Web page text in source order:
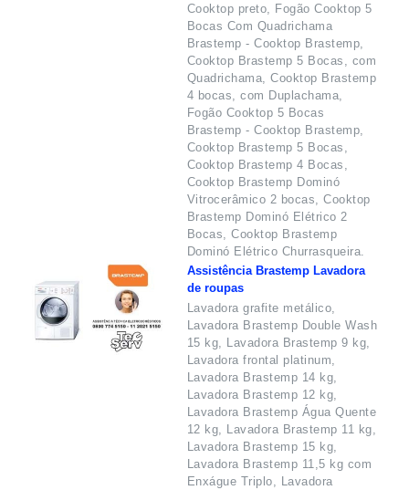
Cooktop preto, Fogão Cooktop 5
Bocas Com Quadrichama
Brastemp - Cooktop Brastemp,
Cooktop Brastemp 5 Bocas, com
Quadrichama, Cooktop Brastemp
4 bocas, com Duplachama,
Fogão Cooktop 5 Bocas
Brastemp - Cooktop Brastemp,
Cooktop Brastemp 5 Bocas,
Cooktop Brastemp 4 Bocas,
Cooktop Brastemp Dominó
Vitrocerâmico 2 bocas, Cooktop
Brastemp Dominó Elétrico 2
Bocas, Cooktop Brastemp
Dominó Elétrico Churrasqueira.
Assistência Brastemp Lavadora
de roupas
Lavadora grafite metálico,
Lavadora Brastemp Double Wash
15 kg, Lavadora Brastemp 9 kg,
Lavadora frontal platinum,
Lavadora Brastemp 14 kg,
Lavadora Brastemp 12 kg,
Lavadora Brastemp Água Quente
12 kg, Lavadora Brastemp 11 kg,
Lavadora Brastemp 15 kg,
Lavadora Brastemp 11,5 kg com
Enxágue Triplo, Lavadora